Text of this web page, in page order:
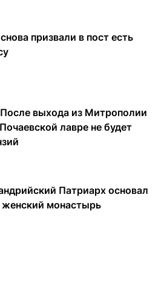
призвали в пост есть
выхода из Митрополии
лавре не будет
Патриарх основал
монастырь